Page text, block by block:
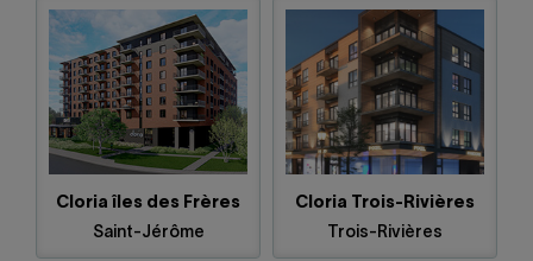
Cloria îles des Frères
Saint-Jérôme
Cloria Trois-Rivières
Trois-Rivières